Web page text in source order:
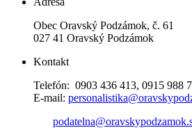
Obec Oravský Podzámok, č. 61
027 41 Oravský Podzámok
Kontakt
Telefón: 0903 436 413, 0915 988
E-mail: